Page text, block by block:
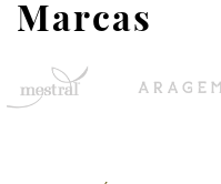
Marcas